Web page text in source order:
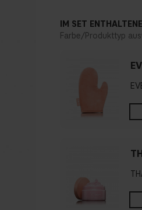
IM SET
Farbe/Produkttyp